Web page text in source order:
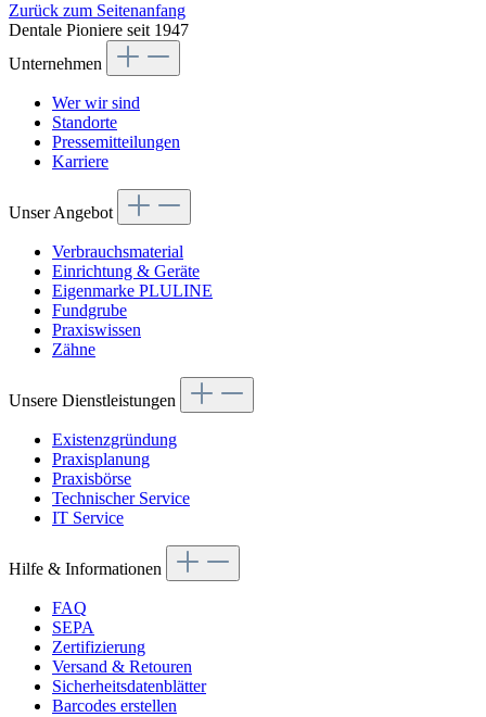
Zurück zum Seitenanfang
Dentale Pioniere seit 1947
Unternehmen
Wer wir sind
Standorte
Pressemitteilungen
Karriere
Unser Angebot
Verbrauchsmaterial
Einrichtung & Geräte
Eigenmarke PLULINE
Fundgrube
Praxiswissen
Zähne
Unsere Dienstleistungen
Existenzgründung
Praxisplanung
Praxisbörse
Technischer Service
IT Service
Hilfe & Informationen
FAQ
SEPA
Zertifizierung
Versand & Retouren
Sicherheitsdatenblätter
Barcodes erstellen